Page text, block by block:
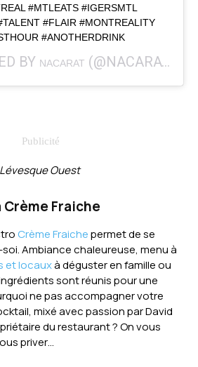
#MTLEATS #IGERSMTL
#FLAIR #MONTREALITY
#ANOTHERDRINK
BY NACARAT (@NACARATMTL) ON
Ouest
Crème Fraiche
Crème Fraichepermet de se
Ambiance chaleureuse, menu à
et locauxà déguster en famille ou
sont réunis pour une
ne pas accompagner votre
mixé avec passion par David
du restaurant ? On vous
priver…